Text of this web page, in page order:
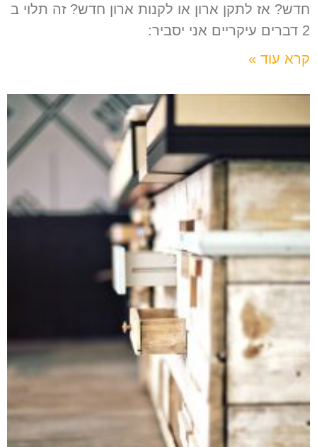
חדש? אז לתקן ארון או לקנות ארון חדש? זה תלוי ב
2 דברים עיקריים אני יסביר:
קרא עוד »